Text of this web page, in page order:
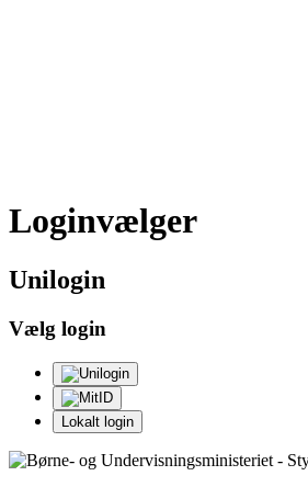
Loginvælger
Unilogin
Vælg login
Lokalt login